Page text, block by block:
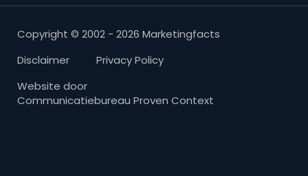
Copyright © 2002 - 2026 Marketingfacts
Disclaimer
Privacy Policy
Website door
Communicatiebureau Proven Context